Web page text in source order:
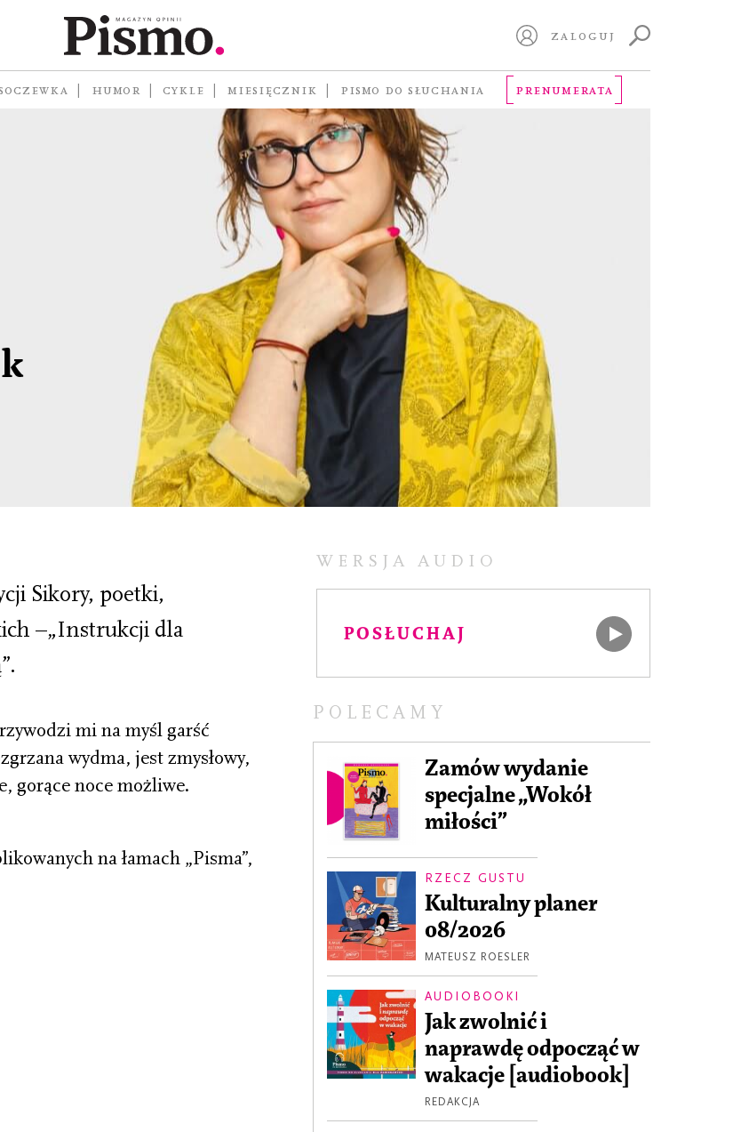
ZALOGUJ
HUMOR CYKLE MIESIĘCZNIK PISMO DO SŁUCHANIA PRENUMERATA
Sikory, poetki,
–„Instrukcji dla
WERSJA AUDIO
POSŁUCHAJ
mi na myśl garść
wydma, jest zmysłowy,
gorące noce możliwe.
na łamach „Pisma”,
POLECAMY
Zamów wydanie
specjalne „Wokół
miłości”
RZECZ GUSTU
Kulturalny planer
08/2026
MATEUSZ ROESLER
AUDIOBOOKI
Jak zwolnić i
naprawdę odpocząć w
wakacje [audiobook]
REDAKCJA